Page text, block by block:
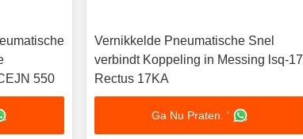
550
Vernikkelde Pneumatische Snel
verbindt Koppeling in Messing lsq-17
Rectus 17KA
Ga Nu Praten. '